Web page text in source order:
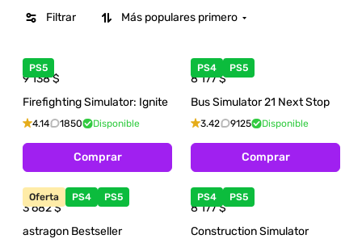
Filtrar Más populares primero
PS5
9 138$
Firefighting Simulator: Ignite
4.14 1850 Disponible
Comprar
PS4 PS5
8 177$
Bus Simulator 21 Next Stop
3.42 9125 Disponible
Comprar
Oferta PS4 PS5
3 682$
astragon Bestseller
PS4 PS5
8 177$
Construction Simulator